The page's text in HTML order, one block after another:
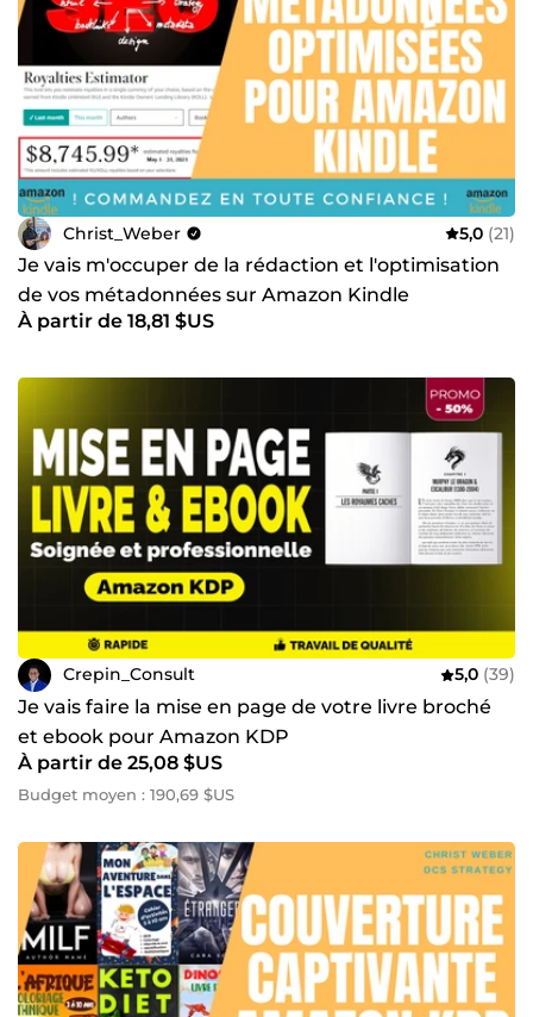
Christ_Weber 5,0 (21)
Je vais m'occuper de la rédaction et l'optimisation
de vos métadonnées sur Amazon Kindle
À partir de 18,81 $US
Crepin_Consult 5,0 (39)
Je vais faire la mise en page de votre livre broché
et ebook pour Amazon KDP
À partir de 25,08 $US
Budget moyen : 190,69 $US